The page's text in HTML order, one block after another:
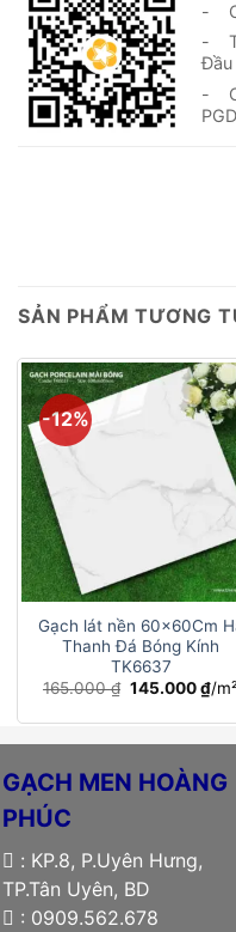
-
-
Đầu
-
SẢN PHẨM TƯƠNG
-12%
Gạch lát nền 60x60Cm
Thanh Đá Bóng Kính
TK6637
165.000₫ Giá
là:
145.000₫Giá
hiện
tại
/
GẠCH MEN HOÀNG
PHÚC
: KP.8, P.Uyên Hưng,
TP.Tân Uyên, BD
: 0909.562.678